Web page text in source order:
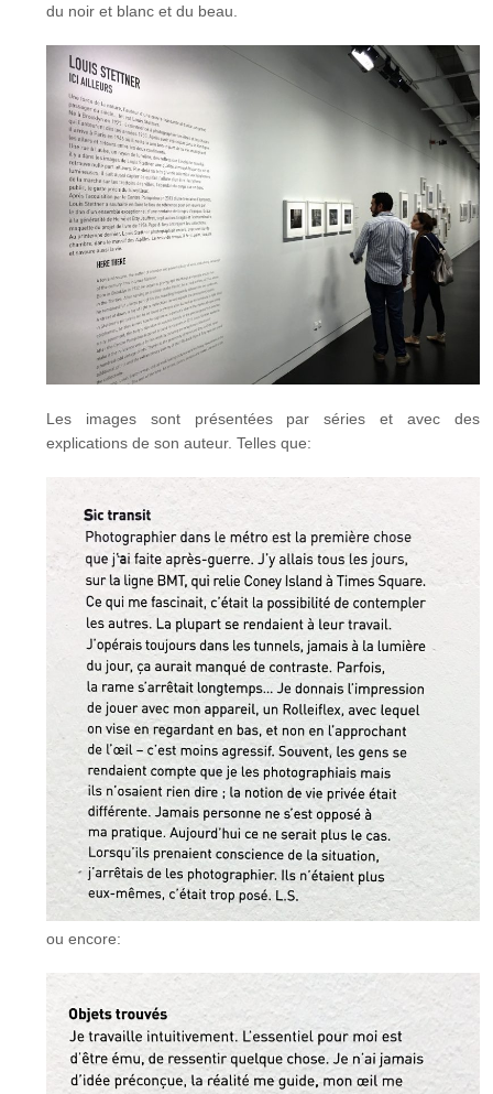
du noir et blanc et du beau.
Les images sont présentées par séries et avec des
explications de son auteur. Telles que:
ou encore: